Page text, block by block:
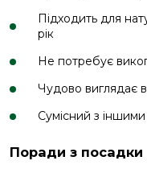
Підходить для
рік
Не потребує
Чудово виглядає
Сумісний з
Поради з